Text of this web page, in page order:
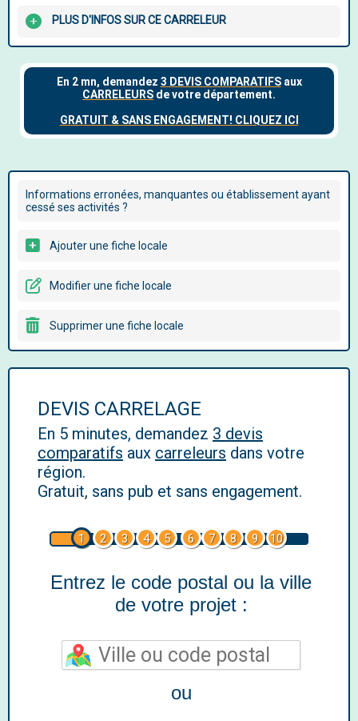
PLUS D'INFOS SUR CE CARRELEUR
Informations erronées, manquantes ou établissement ayant
cessé ses activités ?
Ajouter une fiche locale
Modifier une fiche locale
Supprimer une fiche locale
DEVIS CARRELAGE
En 5 minutes, demandez 3 devis
comparatifs aux carreleurs dans votre
région.
Gratuit, sans pub et sans engagement.
1 2 3 4 5 6 7 8 9 10
Entrez le code postal ou la ville
de votre projet :
ou